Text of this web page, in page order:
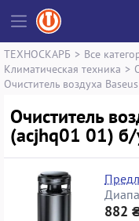
ТЕХНОСКАРБ > Все
Климатическая техника >
Очиститель
(acjhq01 01)
882